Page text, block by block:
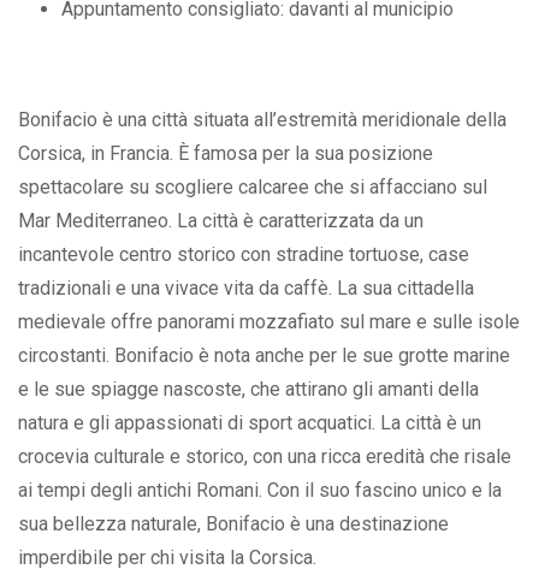
Appuntamento consigliato: davanti al municipio
Bonifacio è una città situata all’estremità meridionale della
Corsica, in Francia. È famosa per la sua posizione
spettacolare su scogliere calcaree che si affacciano sul
Mar Mediterraneo. La città è caratterizzata da un
incantevole centro storico con stradine tortuose, case
tradizionali e una vivace vita da caffè. La sua cittadella
medievale offre panorami mozzafiato sul mare e sulle isole
circostanti. Bonifacio è nota anche per le sue grotte marine
e le sue spiagge nascoste, che attirano gli amanti della
natura e gli appassionati di sport acquatici. La città è un
crocevia culturale e storico, con una ricca eredità che risale
ai tempi degli antichi Romani. Con il suo fascino unico e la
sua bellezza naturale, Bonifacio è una destinazione
imperdibile per chi visita la Corsica.